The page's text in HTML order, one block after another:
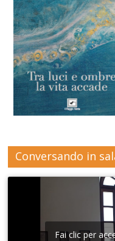
Conversando in
Fai clic per